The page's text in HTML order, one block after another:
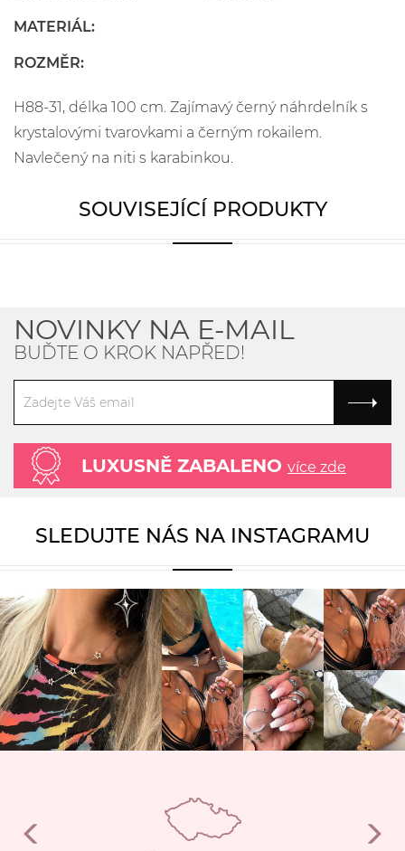
MATERIÁL:
ROZMĚR:
H88-31, délka 100 cm. Zajímavý černý náhrdelník s
krystalovými tvarovkami a černým rokailem.
Navlečený na niti s karabinkou.
SOUVISEJÍCÍ PRODUKTY
NOVINKY NA E-MAIL
BUĎTE O KROK NAPŘED!
LUXUSNĚ ZABALENO více zde
SLEDUJTE NÁS NA INSTAGRAMU